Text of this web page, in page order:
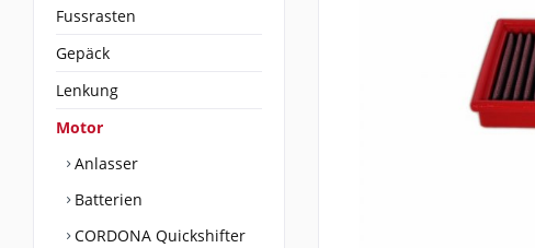
Fussrasten
Gepäck
Lenkung
Motor
Anlasser
Batterien
CORDONA Quickshifter